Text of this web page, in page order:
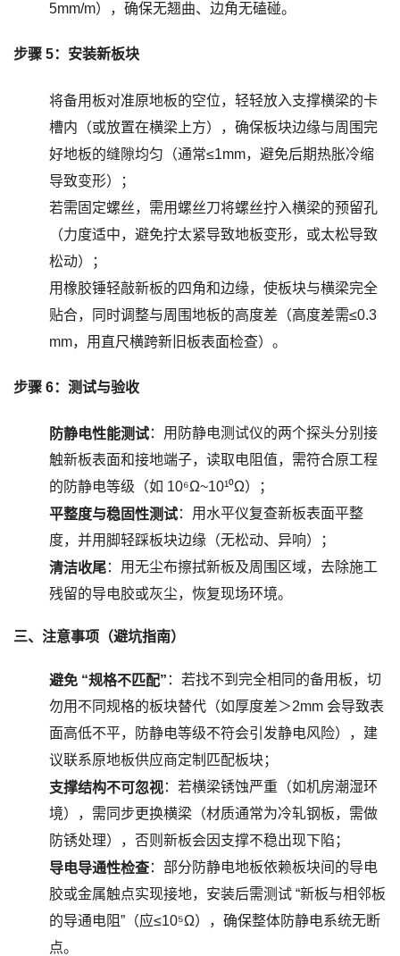
5mm/m），确保无翘曲、边角无磕碰。
步骤 5：安装新板块
将备用板对准原地板的空位，轻轻放入支撑横梁的卡
槽内（或放置在横梁上方），确保板块边缘与周围完
好地板的缝隙均匀（通常≤1mm，避免后期热胀冷缩
导致变形）；
若需固定螺丝，需用螺丝刀将螺丝拧入横梁的预留孔
（力度适中，避免拧太紧导致地板变形，或太松导致
松动）；
用橡胶锤轻敲新板的四角和边缘，使板块与横梁完全
贴合，同时调整与周围地板的高度差（高度差需≤0.3
mm，用直尺横跨新旧板表面检查）。
步骤 6：测试与验收
防静电性能测试：用防静电测试仪的两个探头分别接
触新板表面和接地端子，读取电阻值，需符合原工程
的防静电等级（如 10⁶Ω~10¹⁰Ω）；
平整度与稳固性测试：用水平仪复查新板表面平整
度，并用脚轻踩板块边缘（无松动、异响）；
清洁收尾：用无尘布擦拭新板及周围区域，去除施工
残留的导电胶或灰尘，恢复现场环境。
三、注意事项（避坑指南）
避免 “规格不匹配” ：若找不到完全相同的备用板，切
勿用不同规格的板块替代（如厚度差＞2mm 会导致表
面高低不平，防静电等级不符会引发静电风险），建
议联系原地板供应商定制匹配板块；
支撑结构不可忽视：若横梁锈蚀严重（如机房潮湿环
境），需同步更换横梁（材质通常为冷轧钢板，需做
防锈处理），否则新板会因支撑不稳出现下陷；
导电导通性检查：部分防静电地板依赖板块间的导电
胶或金属触点实现接地，安装后需测试 “新板与相邻板
的导通电阻”（应≤10⁵Ω），确保整体防静电系统无断
点。